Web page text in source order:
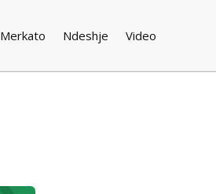
Merkato Ndeshje Video